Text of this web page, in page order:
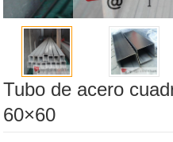
Tubo de acero
60×60